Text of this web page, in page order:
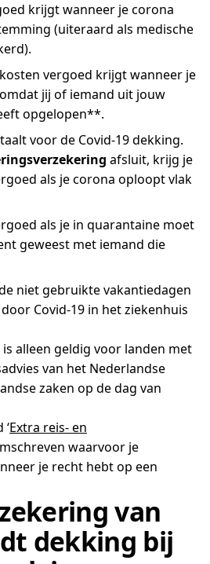
krijgt wanneer je corona
(uiteraard als medische
vergoed krijgt wanneer je
jij of iemand uit jouw
opgelopen**.
voor de Covid-19 dekking.
afsluit, krijg je
als je corona oploopt vlak
als je in quarantaine moet
geweest met iemand die
niet gebruikte vakantiedagen
Covid-19 in het ziekenhuis
alleen geldig voor landen met
van het Nederlandse
zaken op de dag van
Extra reis- en
waarvoor je
je recht hebt op een
van
dekking bij